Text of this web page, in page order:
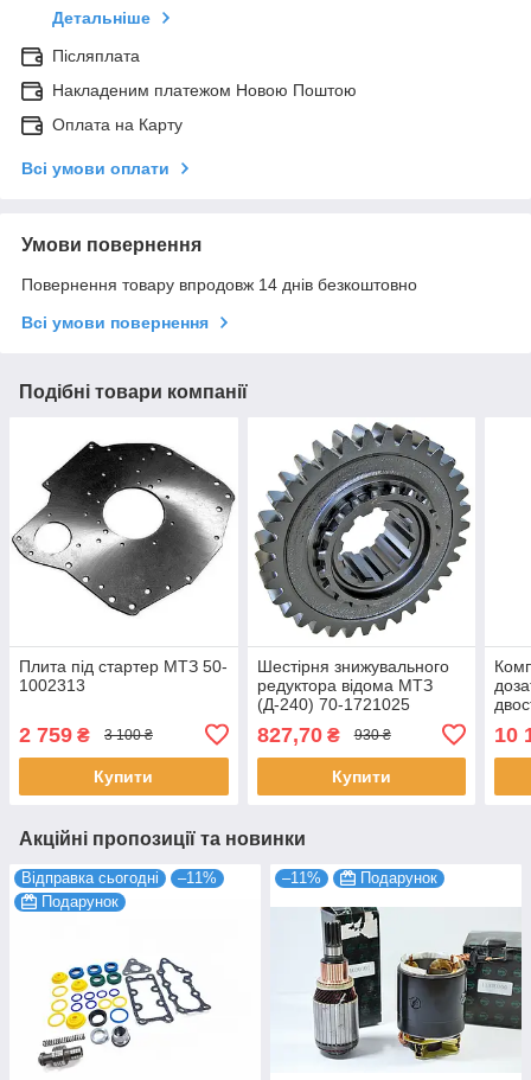
Детальніше
Післяплата
Накладеним платежом Новою Поштою
Оплата на Карту
Всі умови оплати
Умови повернення
Повернення товару впродовж 14 днів безкоштовно
Всі умови повернення
Подібні товари компанії
Плита під стартер МТЗ 50-
1002313
2 759 ₴ 3 100 ₴
Купити
Шестірня знижувального
редуктора відома МТЗ
(Д-240) 70-1721025
827,70₴ 930 ₴
Купити
10
Акційні пропозиції та новинки
Відправка сьогодні
–11%
Подарунок
–11% Подарунок